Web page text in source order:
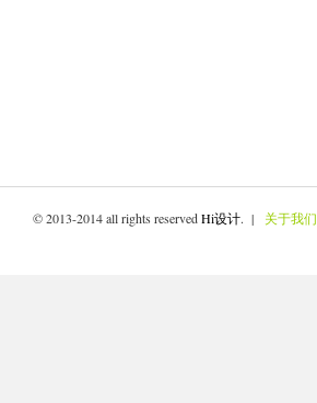
© 2013-2014 all rights reservedHi设计. | 关于我们